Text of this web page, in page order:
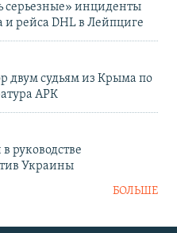
серьезные» инциденты
и рейса DHL в Лейпциге
двум судьям из Крыма по
АРК
руководстве
Украины
БОЛЬШЕ